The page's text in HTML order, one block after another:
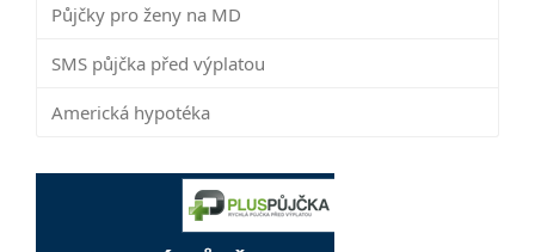
Půjčky pro ženy na MD
SMS půjčka před výplatou
Americká hypotéka